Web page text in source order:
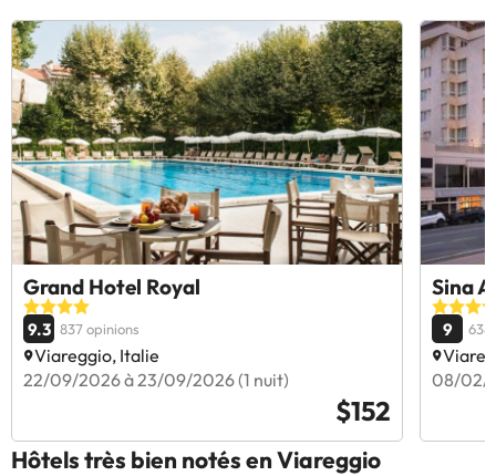
Grand Hotel Royal
9.3 837 opinions
Viareggio, Italie
22/09/2026 à 23/09/2026 (1 nuit)
$152
Sina
9 638
08/02/
Hôtels très bien notés en Viareggio